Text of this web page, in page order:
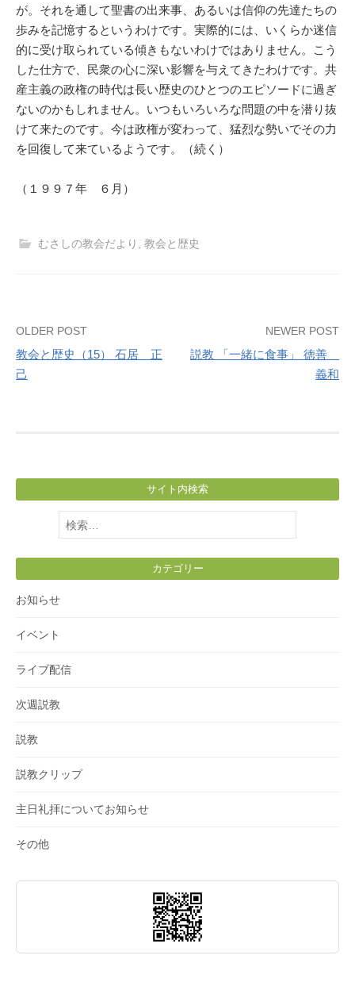
が。それを通して聖書の出来事、あるいは信仰の先達たちの
歩みを記憶するというわけです。実際的には、いくらか迷信
的に受け取られている傾きもないわけではありません。こう
した仕方で、民衆の心に深い影響を与えてきたわけです。共
産主義の政権の時代は長い歴史のひとつのエピソードに過ぎ
ないのかもしれません。いつもいろいろな問題の中を潜り抜
けて来たのです。今は政権が変わって、猛烈な勢いでその力
を回復して来ているようです。（続く）
（１９９７年 ６月）
むさしの教会だより , 教会と歴史
Post
navigation
OLDER POST
教会と歴史（15） 石居 正
己
NEWER POST
説教 「一緒に食事」 徳善
義和
サイト内検索
検
索:
カテゴリー
お知らせ
イベント
ライブ配信
次週説教
説教
説教クリップ
主日礼拝についてお知らせ
その他